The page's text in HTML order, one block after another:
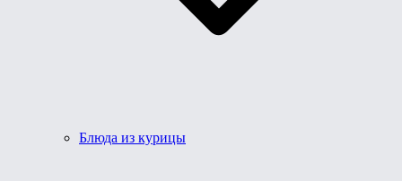
Блюда из курицы